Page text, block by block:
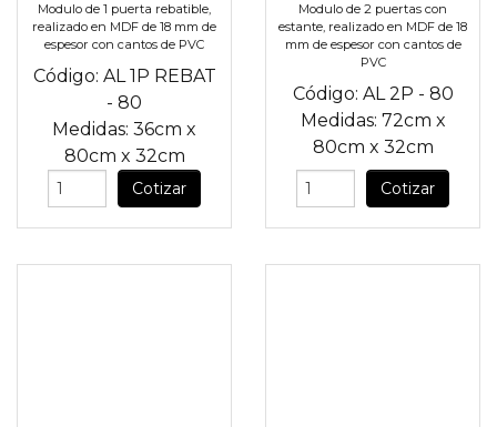
Modulo de 1 puerta rebatible,
realizado en MDF de 18 mm de
espesor con cantos de PVC
Código: AL 1P REBAT
- 80
Medidas: 36cm x
80cm x 32cm
Cotizar
Modulo de 2 puertas con
estante, realizado en MDF de 18
mm de espesor con cantos de
PVC
Código: AL 2P - 80
Medidas: 72cm x
80cm x 32cm
Cotizar